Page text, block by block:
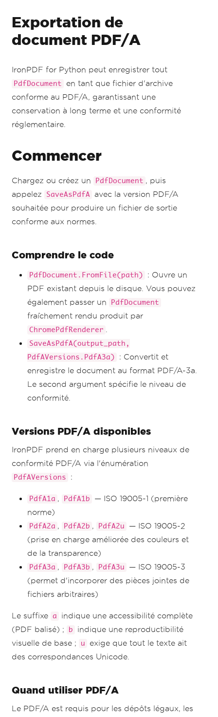
Exportation de
document PDF/A
IronPDF for Python peut enregistrer tout
PdfDocument
en tant que fichier d'archive
conforme au PDF/A, garantissant une
conservation à long terme et une conformité
réglementaire.
Commencer
Chargez ou créez un PdfDocument , puis
appelez
SaveAsPdfA
avec la version PDF/A
souhaitée pour produire un fichier de sortie
conforme aux normes.
Comprendre le code
PdfDocument.FromFile(path)
: Ouvre un
PDF existant depuis le disque. Vous pouvez
également passer un
PdfDocument
fraîchement rendu produit par
ChromePdfRenderer
SaveAsPdfA(output_path,
PdfAVersions.PdfA3a)
: Convertit et
enregistre le document au format PDF/A-3a.
Le second argument spécifie le niveau de
conformité.
Versions PDF/A disponibles
IronPDF prend en charge plusieurs niveaux de
conformité PDF/A via l'énumération
PdfAVersions :
PdfA1a , PdfA1b
— ISO 19005-1 (première
norme)
PdfA2a , PdfA2b , PdfA2u
— ISO 19005-2
(prise en charge améliorée des couleurs et
de la transparence)
PdfA3a , PdfA3b , PdfA3u
— ISO 19005-3
(permet d'incorporer des pièces jointes de
fichiers arbitraires)
Le suffixe a
indique une accessibilité complète
(PDF balisé) ;
b
indique une reproductibilité
visuelle de base ;
u
exige que tout le texte ait
des correspondances Unicode.
Quand utiliser PDF/A
Le PDF/A est requis pour les dépôts légaux, les